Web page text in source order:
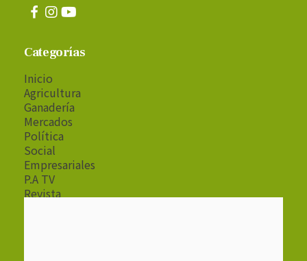
Categorías
Inicio
Agricultura
Ganadería
Mercados
Política
Social
Empresariales
P.A TV
Revista